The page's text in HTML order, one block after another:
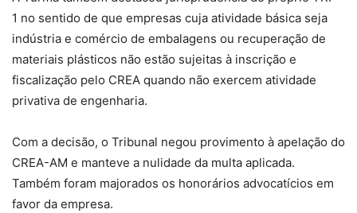
1 no sentido de que empresas cuja atividade básica seja
indústria e comércio de embalagens ou recuperação de
materiais plásticos não estão sujeitas à inscrição e
fiscalização pelo CREA quando não exercem atividade
privativa de engenharia.
Com a decisão, o Tribunal negou provimento à apelação do
CREA-AM e manteve a nulidade da multa aplicada.
Também foram majorados os honorários advocatícios em
favor da empresa.